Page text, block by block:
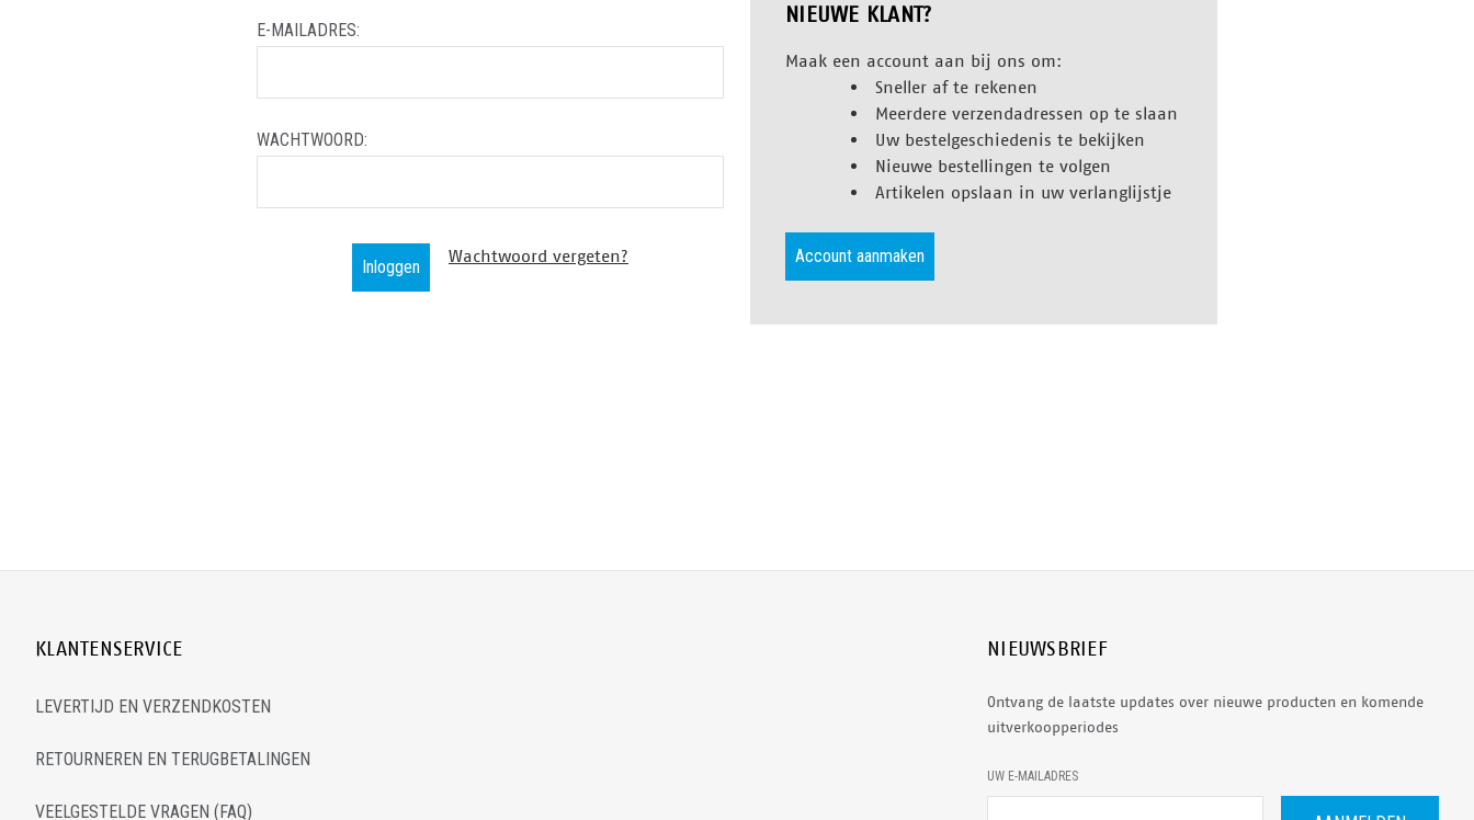
E-MAILADRES:
WACHTWOORD:
Wachtwoord vergeten?
NIEUWE KLANT?
Maak een account aan bij ons om:
Sneller af te rekenen
Meerdere verzendadressen op te slaan
Uw bestelgeschiedenis te bekijken
Nieuwe bestellingen te volgen
Artikelen opslaan in uw verlanglijstje
Account aanmaken
KLANTENSERVICE
LEVERTIJD EN VERZENDKOSTEN
RETOURNEREN EN TERUGBETALINGEN
VEELGESTELDE VRAGEN (FAQ)
NIEUWSBRIEF
Ontvang de laatste updates over nieuwe producten en komende
uitverkoopperiodes
E
-
M
UW E-MAILADRES